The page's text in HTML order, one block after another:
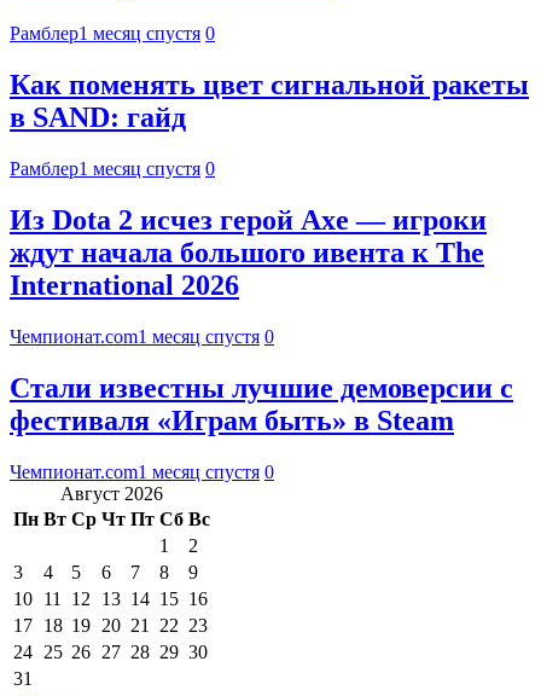
Рамблер1 месяц спустя 0
Как поменять цвет сигнальной ракеты
в SAND: гайд
Рамблер1 месяц спустя 0
Из Dota 2 исчез герой Axe — игроки
ждут начала большого ивента к The
International 2026
Чемпионат.com1 месяц спустя 0
Стали известны лучшие демоверсии с
фестиваля «Играм быть» в Steam
Чемпионат.com1 месяц спустя 0
Август 2026
Пн Вт Ср Чт Пт Сб Вс
1
2
3
4 5 6 7 8
9
10 11 12 13 14 15 16
17 18 19 20 21 22 23
24 25 26 27 28 29 30
31